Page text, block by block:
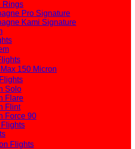
Rings
Pro Signature
Kami Signature
150 Micron
Solo
Flare
Flint
Force 90
Flights
Flights